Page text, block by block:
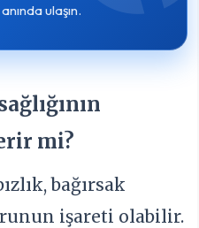
ulaşın.
mi?
bağırsak
işareti olabilir.